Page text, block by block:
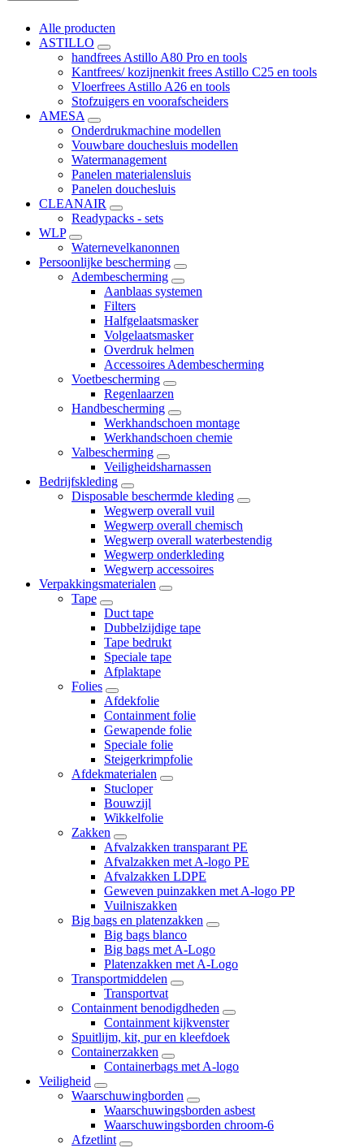
Alle producten
ASTILLO
handfrees Astillo A80 Pro en tools
Kantfrees/ kozijnenkit frees Astillo C25 en tools
Vloerfrees Astillo A26 en tools
Stofzuigers en voorafscheiders
AMESA
Onderdrukmachine modellen
Vouwbare douchesluis modellen
Watermanagement
Panelen materialensluis
Panelen douchesluis
CLEANAIR
Readypacks - sets
WLP
Waternevelkanonnen
Persoonlijke bescherming
Adembescherming
Aanblaas systemen
Filters
Halfgelaatsmasker
Volgelaatsmasker
Overdruk helmen
Accessoires Adembescherming
Voetbescherming
Regenlaarzen
Handbescherming
Werkhandschoen montage
Werkhandschoen chemie
Valbescherming
Veiligheidsharnassen
Bedrijfskleding
Disposable beschermde kleding
Wegwerp overall vuil
Wegwerp overall chemisch
Wegwerp overall waterbestendig
Wegwerp onderkleding
Wegwerp accessoires
Verpakkingsmaterialen
Tape
Duct tape
Dubbelzijdige tape
Tape bedrukt
Speciale tape
Afplaktape
Folies
Afdekfolie
Containment folie
Gewapende folie
Speciale folie
Steigerkrimpfolie
Afdekmaterialen
Stucloper
Bouwzijl
Wikkelfolie
Zakken
Afvalzakken transparant PE
Afvalzakken met A-logo PE
Afvalzakken LDPE
Geweven puinzakken met A-logo PP
Vuilniszakken
Big bags en platenzakken
Big bags blanco
Big bags met A-Logo
Platenzakken met A-Logo
Transportmiddelen
Transportvat
Containment benodigdheden
Containment kijkvenster
Spuitlijm, kit, pur en kleefdoek
Containerzakken
Containerbags met A-logo
Veiligheid
Waarschuwingborden
Waarschuwingsborden asbest
Waarschuwingsborden chroom-6
Afzetlint